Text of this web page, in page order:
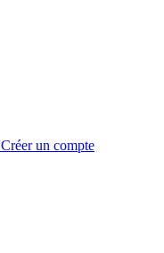
Créer un compte